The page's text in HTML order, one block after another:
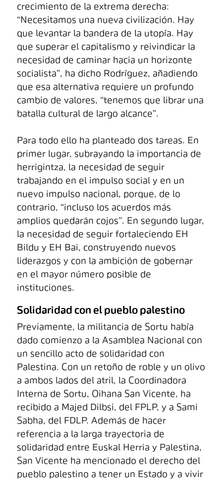
crecimiento de la extrema derecha:
“Necesitamos una nueva civilización. Hay
que levantar la bandera de la utopía. Hay
que superar el capitalismo y reivindicar la
necesidad de caminar hacia un horizonte
socialista”, ha dicho Rodríguez, añadiendo
que esa alternativa requiere un profundo
cambio de valores, “tenemos que librar una
batalla cultural de largo alcance”.
Para todo ello ha planteado dos tareas. En
primer lugar, subrayando la importancia de
herrigintza, la necesidad de seguir
trabajando en el impulso social y en un
nuevo impulso nacional, porque, de lo
contrario, “incluso los acuerdos más
amplios quedarán cojos”. En segundo lugar,
la necesidad de seguir fortaleciendo EH
Bildu y EH Bai, construyendo nuevos
liderazgos y con la ambición de gobernar
en el mayor número posible de
instituciones.
Solidaridad con el pueblo palestino
Previamente, la militancia de Sortu había
dado comienzo a la Asamblea Nacional con
un sencillo acto de solidaridad con
Palestina. Con un retoño de roble y un olivo
a ambos lados del atril, la Coordinadora
Interna de Sortu, Oihana San Vicente, ha
recibido a Majed Dilbsi, del FPLP, y a Sami
Sabha, del FDLP. Además de hacer
referencia a la larga trayectoria de
solidaridad entre Euskal Herria y Palestina,
San Vicente ha mencionado el derecho del
pueblo palestino a tener un Estado y a vivir